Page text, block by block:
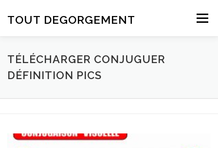
TOUT DEGORGEMENT Menu
TÉLÉCHARGER CONJUGUER
DÉFINITION PICS